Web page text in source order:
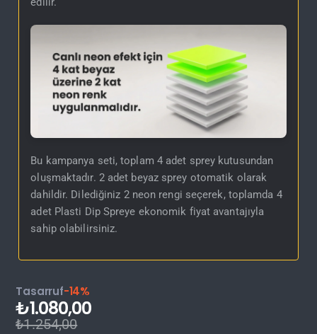
Bu kampanya seti, toplam 4 adet sprey kutusundan
oluşmaktadır. 2 adet beyaz sprey otomatik olarak
dahildir. Dilediğiniz 2 neon rengi seçerek, toplamda 4
adet Plasti Dip Spreye ekonomik fiyat avantajıyla
sahip olabilirsiniz.
Tasarruf-14%
₺1.080,00
₺1.254,00